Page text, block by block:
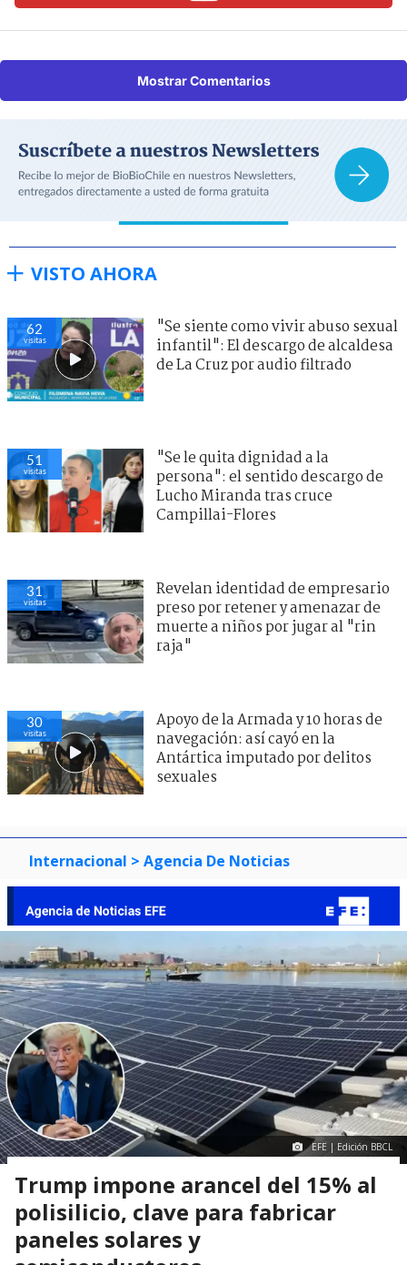
Mostrar Comentarios
VISTO AHORA
62
visitas
"Se siente como vivir abuso sexual
infantil": El descargo de alcaldesa
de La Cruz por audio filtrado
51
visitas
"Se le quita dignidad a la
persona": el sentido descargo de
Lucho Miranda tras cruce
Campillai-Flores
31
visitas
Revelan identidad de empresario
preso por retener y amenazar de
muerte a niños por jugar al "rin
raja"
30
visitas
Apoyo de la Armada y 10 horas de
navegación: así cayó en la
Antártica imputado por delitos
sexuales
Internacional > Agencia De Noticias
EFE | Edición BBCL
Trump impone arancel del 15% al
polisilicio, clave para fabricar
paneles solares y